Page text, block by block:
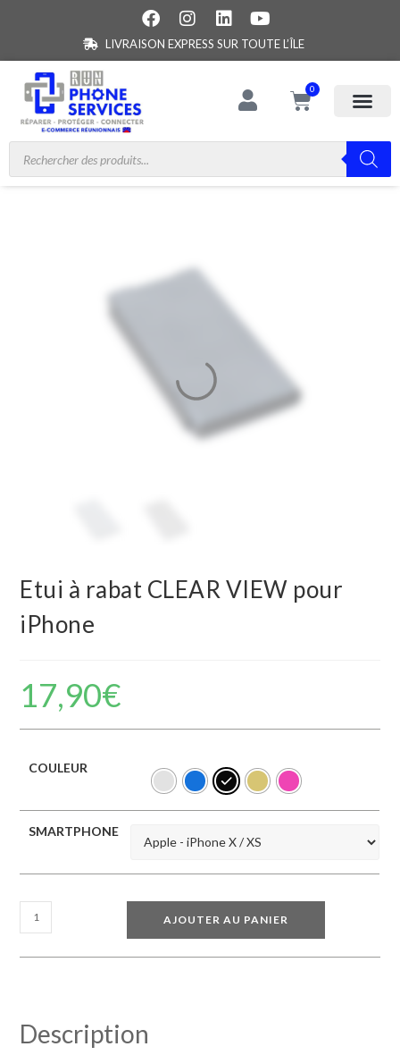
LIVRAISON EXPRESS SUR TOUTE L’ÎLE
0
Etui à rabat CLEAR VIEW pour
iPhone
17,90€
COULEUR
SMARTPHONE
AJOUTER AU PANIER
Description